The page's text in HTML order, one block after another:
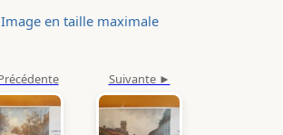
Image en taille maximale